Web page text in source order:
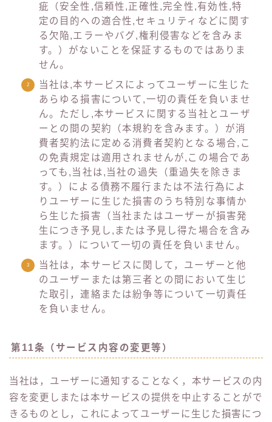
疵（安全性,信頼性,正確性,完全性,有効性,特
定の目的への適合性,セキュリティなどに関す
る欠陥,エラーやバグ,権利侵害などを含みま
す。）がないことを保証するものではありま
せん。
当社は,本サービスによってユーザーに生じた
あらゆる損害について,一切の責任を負いませ
ん。ただし,本サービスに関する当社とユーザ
ーとの間の契約（本規約を含みます。）が消
費者契約法に定める消費者契約となる場合,こ
の免責規定は適用されませんが,この場合であ
っても,当社は,当社の過失（重過失を除きま
す。）による債務不履行または不法行為によ
りユーザーに生じた損害のうち特別な事情か
ら生じた損害（当社またはユーザーが損害発
生につき予見し,または予見し得た場合を含み
ます。）について一切の責任を負いません。
当社は，本サービスに関して，ユーザーと他
のユーザーまたは第三者との間において生じ
た取引，連絡または紛争等について一切責任
を負いません。
第11条（サービス内容の変更等）
当社は，ユーザーに通知することなく，本サービスの内
容を変更しまたは本サービスの提供を中止することがで
きるものとし，これによってユーザーに生じた損害につ